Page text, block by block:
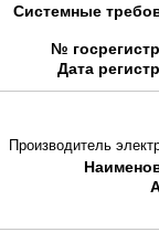
Системные
№
Дата
Производитель